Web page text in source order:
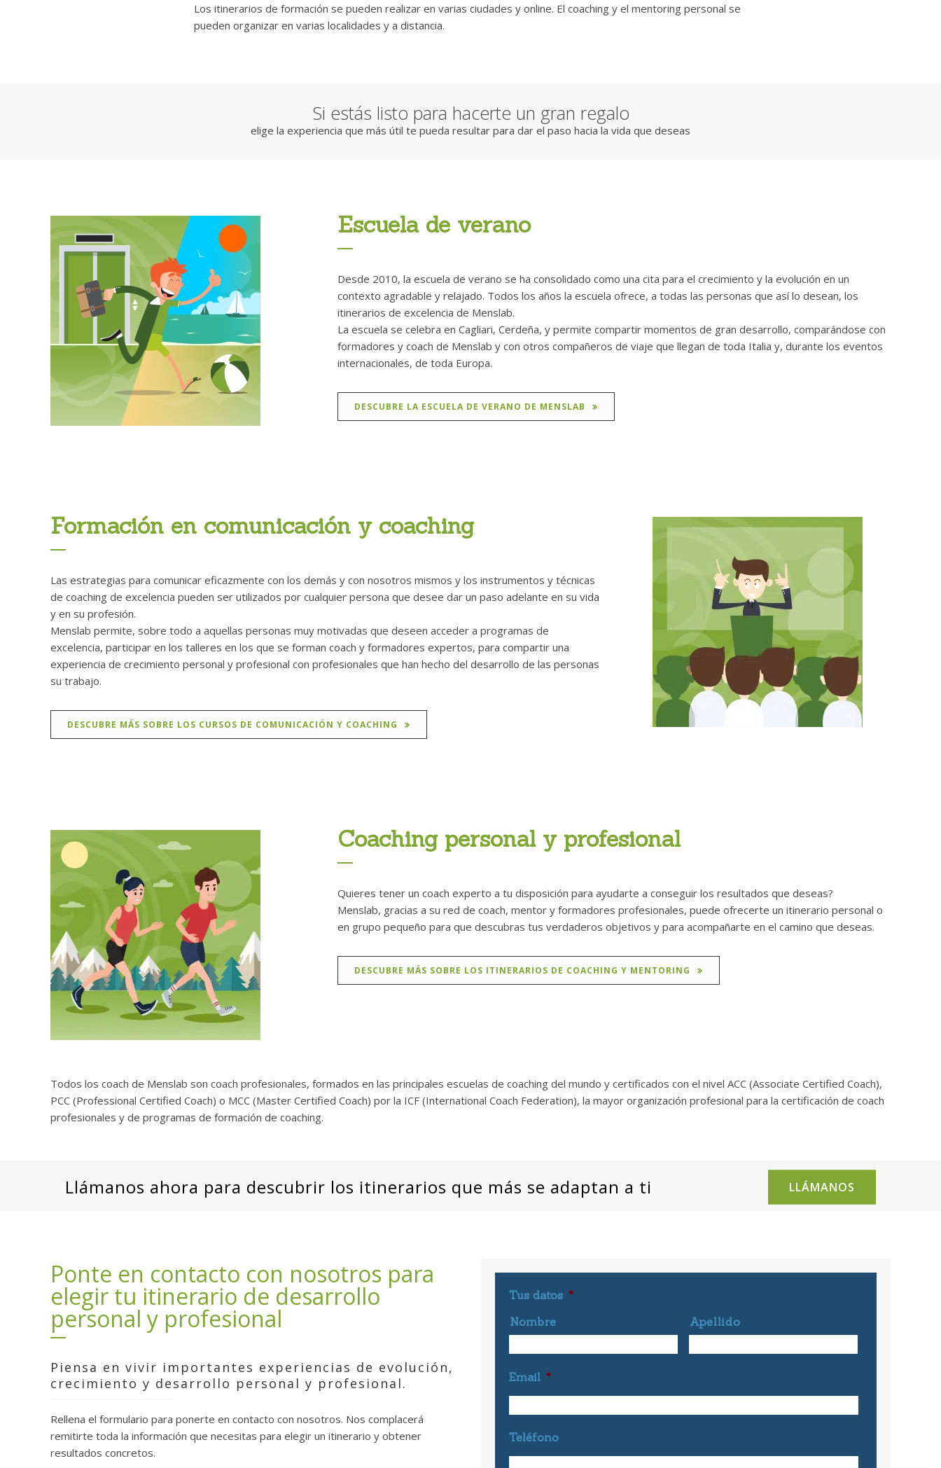
Los itinerarios de formación se pueden realizar en varias ciudades y online. El coaching y el mentoring personal se
pueden organizar en varias localidades y a distancia.
Si estás listo para hacerte un gran regalo
elige la experiencia que más útil te pueda resultar para dar el paso hacia la vida que deseas
Escuela de verano
Desde 2010, la escuela de verano se ha consolidado como una cita para el crecimiento y la evolución en un
contexto agradable y relajado. Todos los años la escuela ofrece, a todas las personas que así lo desean, los
itinerarios de excelencia de Menslab.
La escuela se celebra en Cagliari, Cerdeña, y permite compartir momentos de gran desarrollo, comparándose con
formadores y coach de Menslab y con otros compañeros de viaje que llegan de toda Italia y, durante los eventos
internacionales, de toda Europa.
DESCUBRE LA ESCUELA DE VERANO DE MENSLAB
Formación en comunicación y coaching
Las estrategias para comunicar eficazmente con los demás y con nosotros mismos y los instrumentos y técnicas
de coaching de excelencia pueden ser utilizados por cualquier persona que desee dar un paso adelante en su vida
y en su profesión.
Menslab permite, sobre todo a aquellas personas muy motivadas que deseen acceder a programas de
excelencia, participar en los talleres en los que se forman coach y formadores expertos, para compartir una
experiencia de crecimiento personal y profesional con profesionales que han hecho del desarrollo de las personas
su trabajo.
DESCUBRE MÁS SOBRE LOS CURSOS DE COMUNICACIÓN Y COACHING
Coaching personal y profesional
Quieres tener un coach experto a tu disposición para ayudarte a conseguir los resultados que deseas?
Menslab, gracias a su red de coach, mentor y formadores profesionales, puede ofrecerte un itinerario personal o
en grupo pequeño para que descubras tus verdaderos objetivos y para acompañarte en el camino que deseas.
DESCUBRE MÁS SOBRE LOS ITINERARIOS DE COACHING Y MENTORING
Todos los coach de Menslab son coach profesionales, formados en las principales escuelas de coaching del mundo y certificados con el nivel ACC (Associate Certified Coach),
PCC (Professional Certified Coach) o MCC (Master Certified Coach) por la ICF (International Coach Federation), la mayor organización profesional para la certificación de coach
profesionales y de programas de formación de coaching.
Llámanos ahora para descubrir los itinerarios que más se adaptan a ti LLÁMANOS
Ponte en contacto con nosotros para
elegir tu itinerario de desarrollo
personal y profesional
Piensa en vivir importantes experiencias de evolución,
crecimiento y desarrollo personal y profesional.
Rellena el formulario para ponerte en contacto con nosotros. Nos complacerá
remitirte toda la información que necesitas para elegir un itinerario y obtener
resultados concretos.
Tus datos *
Nombre
Apellido
Email *
Teléfono